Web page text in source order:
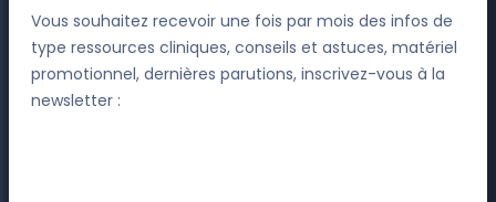
Vous souhaitez recevoir une fois par mois des infos de
type ressources cliniques, conseils et astuces, matériel
promotionnel, dernières parutions, inscrivez-vous à la
newsletter :